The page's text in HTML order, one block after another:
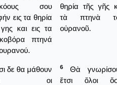
σου
εις τα θηρία
και εις τα
πτηνά
θηρία τῆς γῆς
τὰ πτηνὰ
οὐρανοῦ.
δε θα μάθουν
οι
6
Θὰ
ἔτσι ὅλοι